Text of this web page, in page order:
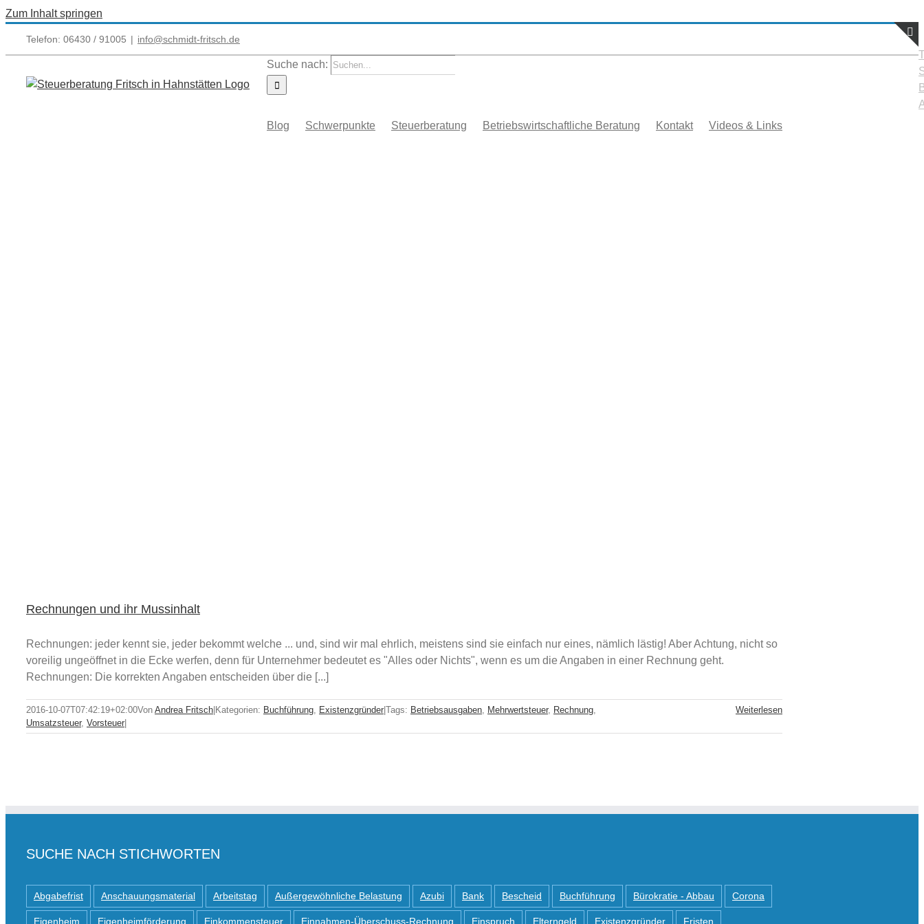
Zum Inhalt springen
Telefon: 06430 / 91005 | info@schmidt-fritsch.de
Suche nach:
Blog Schwerpunkte Steuerberatung Betriebswirtschaftliche Beratung Kontakt Videos & Links
Rechnungen und ihr Mussinhalt
Rechnungen: jeder kennt sie, jeder bekommt welche ... und, sind wir mal ehrlich, meistens sind sie einfach nur eines, nämlich lästig! Aber Achtung, nicht so
voreilig ungeöffnet in die Ecke werfen, denn für Unternehmer bedeutet es "Alles oder Nichts", wenn es um die Angaben in einer Rechnung geht.
Rechnungen: Die korrekten Angaben entscheiden über die [...]
2016-10-07T07:42:19+02:00Von Andrea Fritsch Kategorien: Buchführung, Existenzgründer Tags: Betriebsausgaben, Mehrwertsteuer, Rechnung,
Umsatzsteuer, Vorsteuer
Weiterlesen
SUCHE NACH STICHWORTEN
Abgabefrist Anschauungsmaterial Arbeitstag Außergewöhnliche Belastung Azubi Bank Bescheid Buchführung Bürokratie - Abbau Corona
Eigenheim Eigenheimförderung Einkommensteuer Einnahmen-Überschuss-Rechnung Einspruch Elterngeld Existenzgründer Fristen